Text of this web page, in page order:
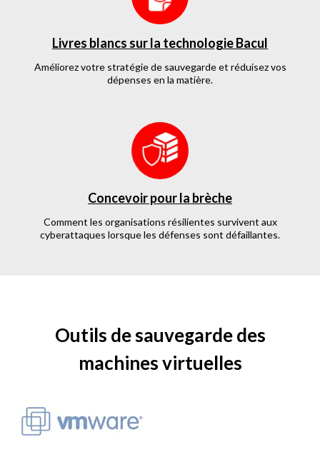
Livres blancs sur la technologie Bacul
Améliorez votre stratégie de sauvegarde et réduisez vos
dépenses en la matière.
Concevoir pour la brèche
Comment les organisations résilientes survivent aux
cyberattaques lorsque les défenses sont défaillantes.
Outils de sauvegarde des
machines virtuelles